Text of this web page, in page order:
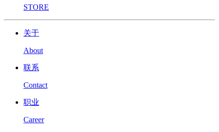
STORE
关于
About
联系
Contact
职业
Career